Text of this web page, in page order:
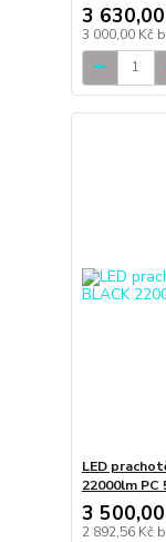
3
3 000,00 Kč
LED
22000lm PC
3
2 892,56 Kč